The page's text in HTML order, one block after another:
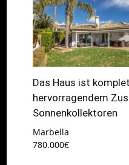
Das Haus ist
hervorragendem
Sonnenkollektoren
Marbella
780.000€